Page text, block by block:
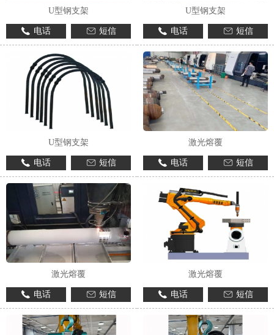
U型钢支架
电话 短信
U型钢支架
电话 短信
U型钢支架
电话 短信
激光熔覆
电话 短信
激光熔覆
电话 短信
激光熔覆
电话 短信